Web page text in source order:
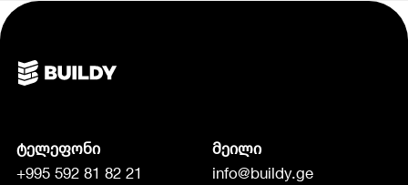
ტელეფონი
+995 592 81 82 21
მეილი
info@buildy.ge